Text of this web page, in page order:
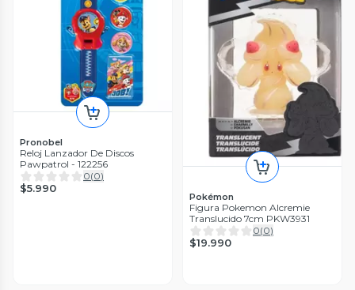
Pronobel
Reloj Lanzador De Discos
Pawpatrol - 122256
0(0)
$5.990
Pokémon
Figura Pokemon Alcremie
Translucido 7cm PKW3931
0(0)
$19.990